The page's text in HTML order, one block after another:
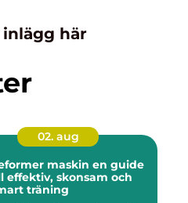
inlägg här
02. aug
maskin en guide
effektiv, skonsam och
träning